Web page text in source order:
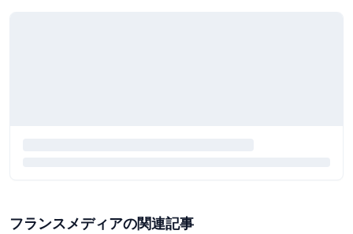
フランスメディアの関連記事